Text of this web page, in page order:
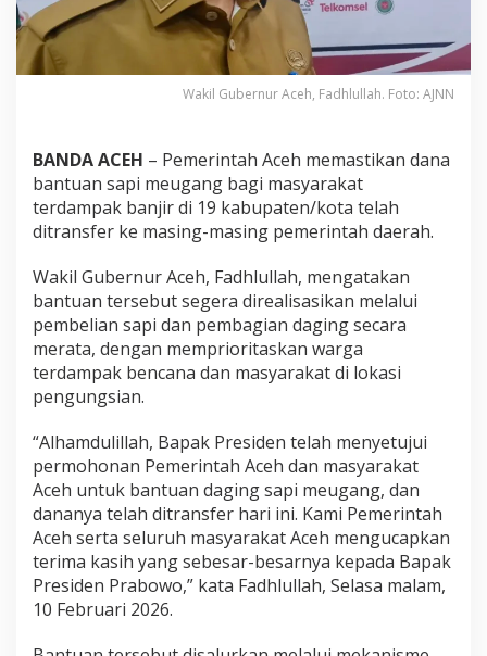
W
a
g
r
d
a
m
p
k
B
a
n
j
i
r
1
9
D
a
e
r
a
h
a
Wakil Gubernur Aceh, Fadhlullah. Foto: AJNN
BANDA ACEH – Pemerintah Aceh memastikan dana
bantuan sapi meugang bagi masyarakat
terdampak banjir di 19 kabupaten/kota telah
ditransfer ke masing-masing pemerintah daerah.
Wakil Gubernur Aceh, Fadhlullah, mengatakan
bantuan tersebut segera direalisasikan melalui
pembelian sapi dan pembagian daging secara
merata, dengan memprioritaskan warga
terdampak bencana dan masyarakat di lokasi
pengungsian.
“Alhamdulillah, Bapak Presiden telah menyetujui
permohonan Pemerintah Aceh dan masyarakat
Aceh untuk bantuan daging sapi meugang, dan
dananya telah ditransfer hari ini. Kami Pemerintah
Aceh serta seluruh masyarakat Aceh mengucapkan
terima kasih yang sebesar-besarnya kepada Bapak
Presiden Prabowo,” kata Fadhlullah, Selasa malam,
10 Februari 2026.